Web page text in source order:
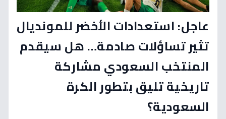
عاجل: استعدادات الأخضر للمونديال
تثير تساؤلات صادمة… هل سيقدم
المنتخب السعودي مشاركة
تاريخية تليق بتطور الكرة
السعودية؟